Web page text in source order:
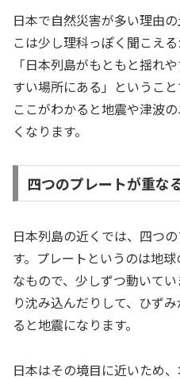
日本で自然災害が多い理由
こは少し理科っぽく聞こえ
「日本列島がもともと揺れ
すい場所にある」ということ
ここがわかると地震や津波
くなります。
四つのプレートが重な
日本列島の近くでは、四つ
す。プレートというのは地
なもので、少しずつ動いて
り沈み込んだりして、ひず
ると地震になります。
日本はその境目に近いため